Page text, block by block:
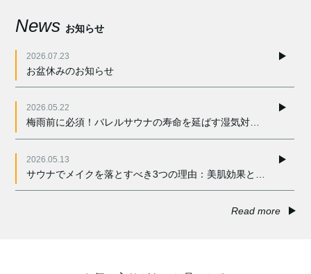
News お知らせ
2026.07.23
お盆休みのお知らせ
2026.05.22
梅雨前に必須！バレルサウナの寿命を延ばす湿気対策と木材メンテ
2026.05.13
Read more